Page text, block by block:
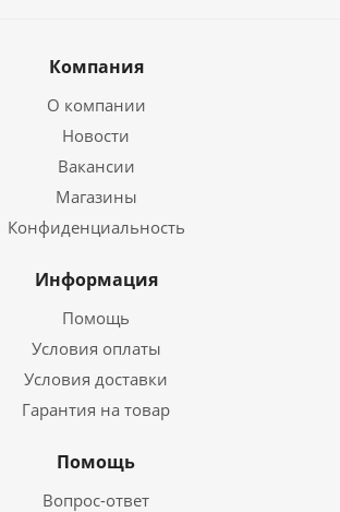
Компания
О компании
Новости
Вакансии
Магазины
Конфиденциальность
Информация
Помощь
Условия оплаты
Условия доставки
Гарантия на товар
Помощь
Вопрос-ответ